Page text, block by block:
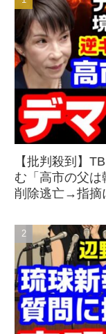
【批判殺到】
む「高市の父は
削除逃亡→指摘